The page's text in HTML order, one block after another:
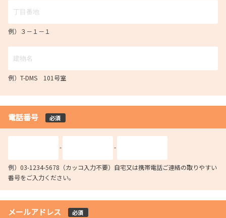
例）３－１－１
例）T-DMS 101号室
電話番号 必須
- -
例）03-1234-5678（カッコ入力不要）自宅又は携帯電話ご連絡の取りやすい
番号をご入力ください。
メールアドレス 必須